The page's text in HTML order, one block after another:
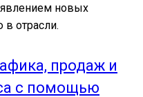
новых
в отрасли.
продаж и
с помощью